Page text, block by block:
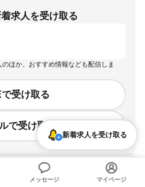
求人を受け取る
のほか、おすすめ情報なども配信しま
で受け取る
で受け取る
新着求人を受け取る
メッセージ マイページ